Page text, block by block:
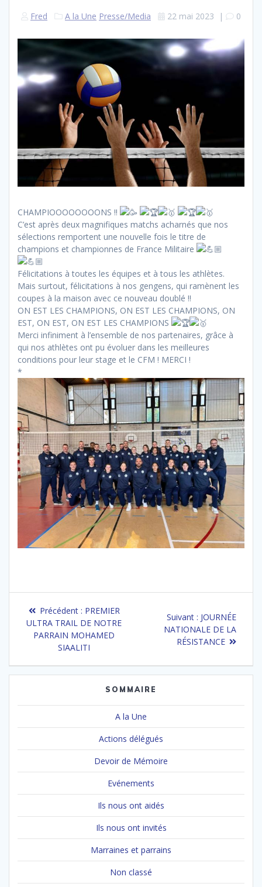
Fred A la Une Presse/Media 22 mai 2023 | 0
CHAMPIOOOOOOOONS !!
C’est après deux magnifiques matchs acharnés que nos
sélections remportent une nouvelle fois le titre de
champions et championnes de France Militaire
Félicitations à toutes les équipes et à tous les athlètes.
Mais surtout, félicitations à nos gengens, qui ramènent les
coupes à la maison avec ce nouveau doublé !!
ON EST LES CHAMPIONS, ON EST LES CHAMPIONS, ON
EST, ON EST, ON EST LES CHAMPIONS
Merci infiniment à l’ensemble de nos partenaires, grâce à
qui nos athlètes ont pu évoluer dans les meilleures
conditions pour leur stage et le CFM ! MERCI !
*
Navigation
de
l’article
Précédent : Article
précédent
:
PREMIER
ULTRA TRAIL DE NOTRE
PARRAIN MOHAMED
SIAALITI
Suivant : Article
suivant
:
JOURNÉE
NATIONALE DE LA
RÉSISTANCE
SOMMAIRE
A la Une
Actions délégués
Devoir de Mémoire
Evénements
Ils nous ont aidés
Ils nous ont invités
Marraines et parrains
Non classé